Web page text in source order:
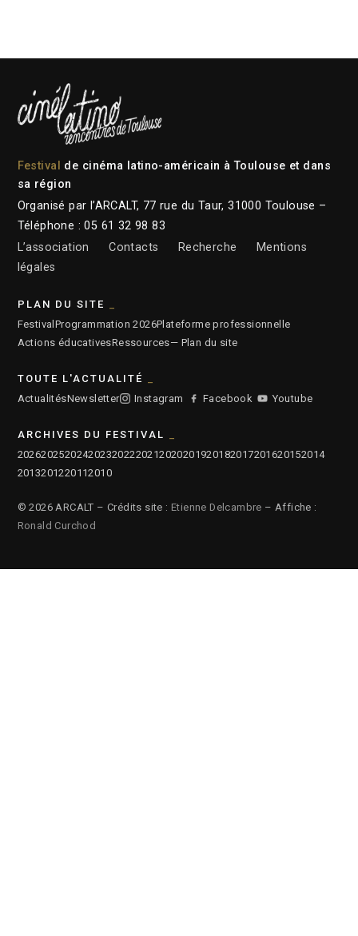
Festival
de cinéma latino-américain à Toulouse et dans
sa région
Organisé par l’ARCALT, 77 rue du Taur, 31000 Toulouse –
Téléphone : 05 61 32 98 83
L’association
Contacts Recherche
Mentions
légales
PLAN DU SITE
Festival Programmation 2026Plateforme professionnelle
Actions éducativesRessources— Plan du site
TOUTE L'ACTUALITÉ
ActualitésNewsletter Instagram Facebook Youtube
ARCHIVES DU FESTIVAL
2026202520242023202220212020201920182017201620152014
2013201220112010
© 2026 ARCALT – Crédits site : Etienne Delcambre – Affiche :
Ronald Curchod